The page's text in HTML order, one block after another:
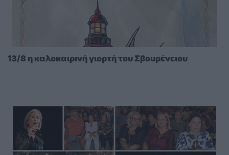
13/8 η καλοκαιρινή γιορτή του Σβουρένειου